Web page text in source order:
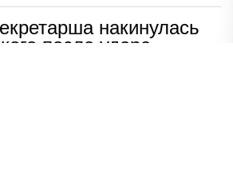
накинулась
после удара